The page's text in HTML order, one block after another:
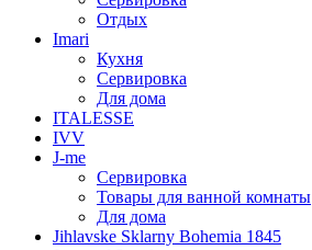
Отдых
Imari
Кухня
Сервировка
Для дома
ITALESSE
IVV
J-me
Сервировка
Товары для ванной комнаты
Для дома
Jihlavske Sklarny Bohemia 1845